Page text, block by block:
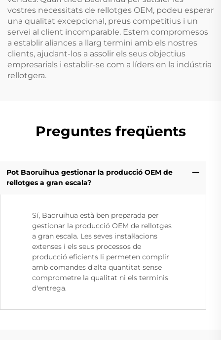
vostres necessitats de rellotges OEM, podeu esperar
una qualitat excepcional, preus competitius i un
servei al client incomparable. Estem compromesos
a establir aliances a llarg termini amb els nostres
clients, ajudant-los a assolir els seus objectius
empresarials i establir-se com a líders en la indústria
rellotgera.
Preguntes freqüents
Pot Baoruihua gestionar la producció OEM de
rellotges a gran escala?
Sí, Baoruihua està ben preparada per
gestionar la producció OEM de rellotges
a gran escala. Les seves instal·lacions
extenses i els seus processos de
producció eficients li permeten complir
amb comandes d'alta quantitat sense
comprometre la qualitat ni els terminis
d'entrega.